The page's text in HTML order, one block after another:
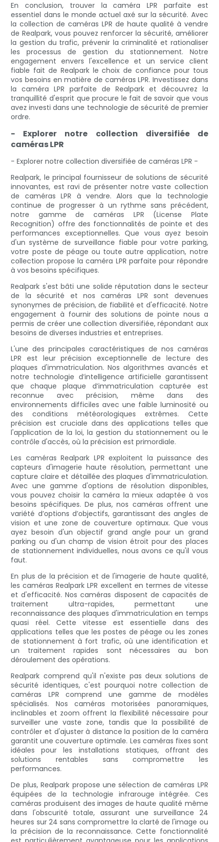
En conclusion, trouver la caméra LPR parfaite est
essentiel dans le monde actuel axé sur la sécurité. Avec
la collection de caméras LPR de haute qualité à vendre
de Realpark, vous pouvez renforcer la sécurité, améliorer
la gestion du trafic, prévenir la criminalité et rationaliser
les processus de gestion du stationnement. Notre
engagement envers l'excellence et un service client
fiable fait de Realpark le choix de confiance pour tous
vos besoins en matière de caméras LPR. Investissez dans
la caméra LPR parfaite de Realpark et découvrez la
tranquillité d'esprit que procure le fait de savoir que vous
avez investi dans une technologie de sécurité de premier
ordre.
- Explorer notre collection diversifiée de
caméras LPR
- Explorer notre collection diversifiée de caméras LPR -
Realpark, le principal fournisseur de solutions de sécurité
innovantes, est ravi de présenter notre vaste collection
de caméras LPR à vendre. Alors que la technologie
continue de progresser à un rythme sans précédent,
notre gamme de caméras LPR (License Plate
Recognition) offre des fonctionnalités de pointe et des
performances exceptionnelles. Que vous ayez besoin
d'un système de surveillance fiable pour votre parking,
votre poste de péage ou toute autre application, notre
collection propose la caméra LPR parfaite pour répondre
à vos besoins spécifiques.
Realpark s'est bâti une solide réputation dans le secteur
de la sécurité et nos caméras LPR sont devenues
synonymes de précision, de fiabilité et d'efficacité. Notre
engagement à fournir des solutions de pointe nous a
permis de créer une collection diversifiée, répondant aux
besoins de diverses industries et entreprises.
L'une des principales caractéristiques de nos caméras
LPR est leur précision exceptionnelle de lecture des
plaques d'immatriculation. Nos algorithmes avancés et
notre technologie d’intelligence artificielle garantissent
que chaque plaque d’immatriculation capturée est
reconnue avec précision, même dans des
environnements difficiles avec une faible luminosité ou
des conditions météorologiques extrêmes. Cette
précision est cruciale dans des applications telles que
l'application de la loi, la gestion du stationnement ou le
contrôle d'accès, où la précision est primordiale.
Les caméras Realpark LPR exploitent la puissance des
capteurs d'imagerie haute résolution, permettant une
capture claire et détaillée des plaques d'immatriculation.
Avec une gamme d'options de résolution disponibles,
vous pouvez choisir la caméra la mieux adaptée à vos
besoins spécifiques. De plus, nos caméras offrent une
variété d’options d’objectifs, garantissant des angles de
vision et une zone de couverture optimaux. Que vous
ayez besoin d'un objectif grand angle pour un grand
parking ou d'un champ de vision étroit pour des places
de stationnement individuelles, nous avons ce qu'il vous
faut.
En plus de la précision et de l'imagerie de haute qualité,
les caméras Realpark LPR excellent en termes de vitesse
et d'efficacité. Nos caméras disposent de capacités de
traitement ultra-rapides, permettant une
reconnaissance des plaques d'immatriculation en temps
quasi réel. Cette vitesse est essentielle dans des
applications telles que les postes de péage ou les zones
de stationnement à fort trafic, où une identification et
un traitement rapides sont nécessaires au bon
déroulement des opérations.
Realpark comprend qu'il n'existe pas deux solutions de
sécurité identiques, c'est pourquoi notre collection de
caméras LPR comprend une gamme de modèles
spécialisés. Nos caméras motorisées panoramiques,
inclinables et zoom offrent la flexibilité nécessaire pour
surveiller une vaste zone, tandis que la possibilité de
contrôler et d'ajuster à distance la position de la caméra
garantit une couverture optimale. Les caméras fixes sont
idéales pour les installations statiques, offrant des
solutions rentables sans compromettre les
performances.
De plus, Realpark propose une sélection de caméras LPR
équipées de la technologie infrarouge intégrée. Ces
caméras produisent des images de haute qualité même
dans l'obscurité totale, assurant une surveillance 24
heures sur 24 sans compromettre la clarté de l'image ou
la précision de la reconnaissance. Cette fonctionnalité